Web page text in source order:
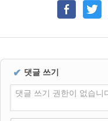
✔ 댓글 쓰기
댓글 쓰기 권한이 없습니